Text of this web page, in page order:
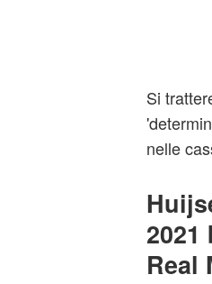
Si
nelle
Real